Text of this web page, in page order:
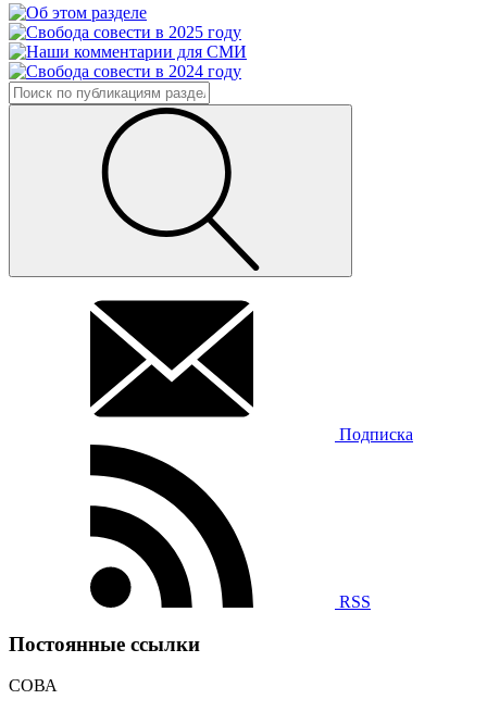
Подписка
RSS
Постоянные ссылки
СОВА